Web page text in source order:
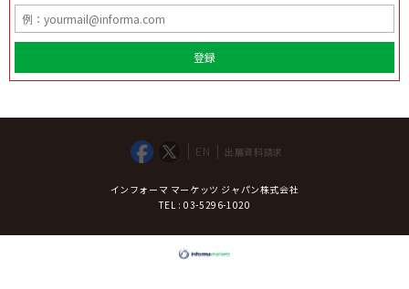
登録
EN 出展資料請求
インフォーマ マーケッツ ジャパン株式会社
TEL : 03-5296-1020